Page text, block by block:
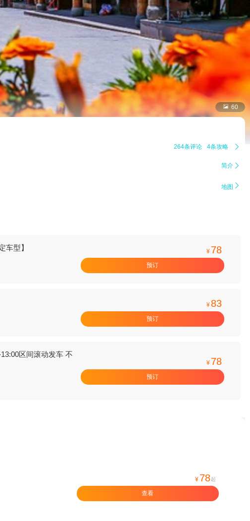
 60
264条评论 4条攻略 
简介 
地图 
车型】 ¥ 78
预订
¥ 83
预订
区间滚动发车 不
¥ 78
预订
¥ 78 起
查看